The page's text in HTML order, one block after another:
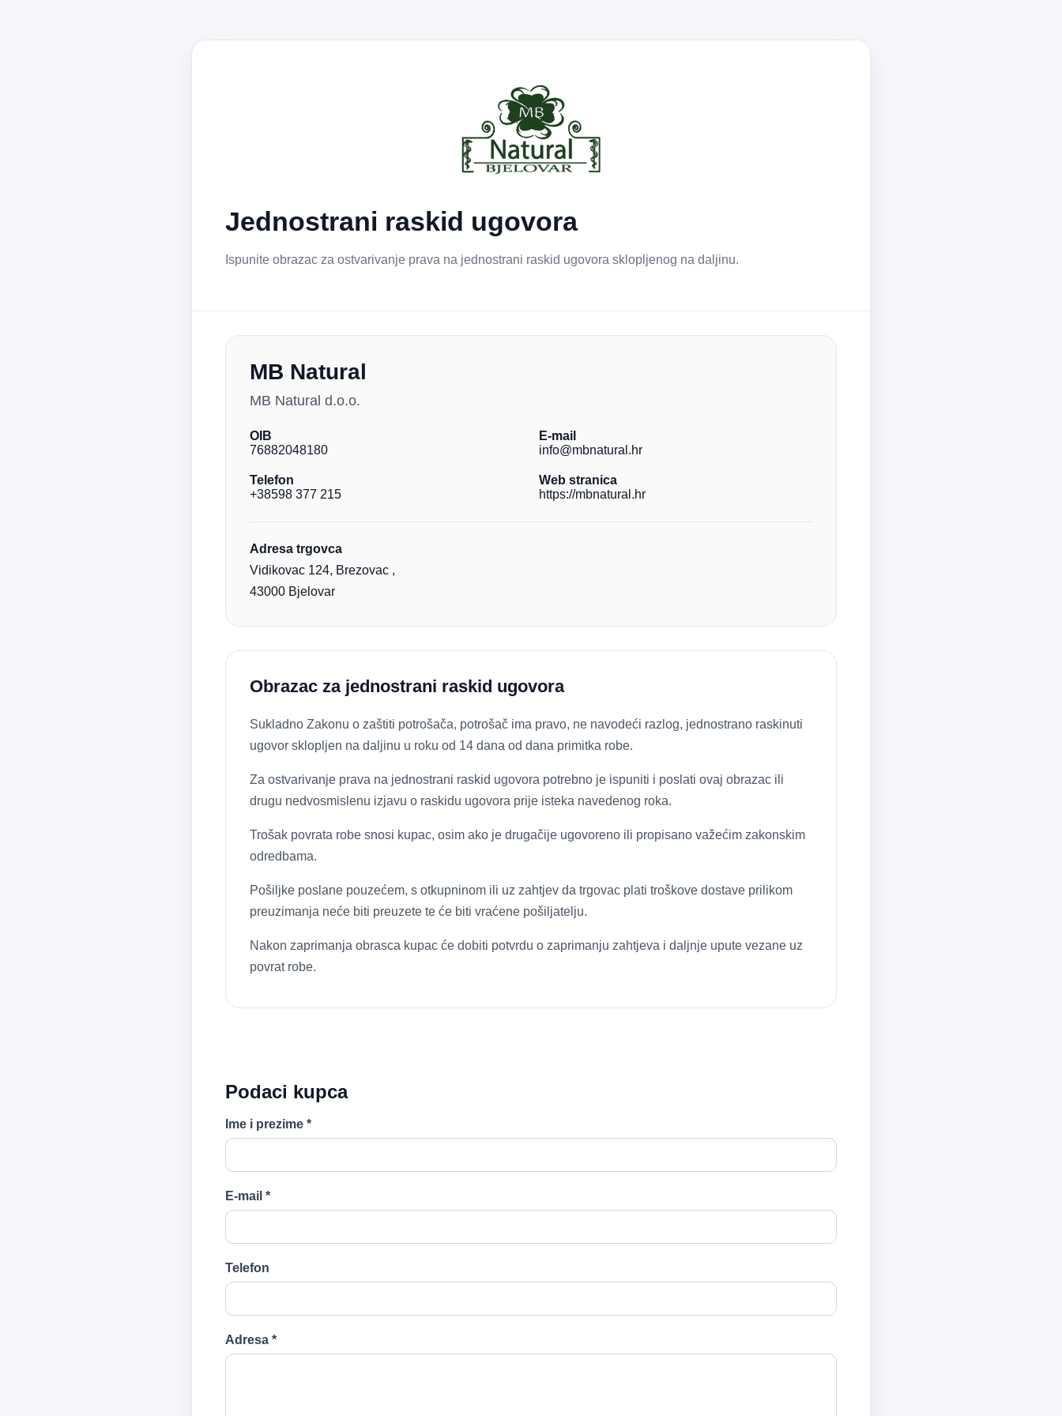
Jednostrani raskid ugovora
Ispunite obrazac za ostvarivanje prava na jednostrani raskid ugovora sklopljenog na daljinu.
MB Natural
MB Natural d.o.o.
OIB
76882048180
E-mail
info@mbnatural.hr
Telefon
+38598 377 215
Web stranica
https://mbnatural.hr
Adresa trgovca
Vidikovac 124, Brezovac ,
43000 Bjelovar
Obrazac za jednostrani raskid ugovora
Sukladno Zakonu o zaštiti potrošača, potrošač ima pravo, ne navodeći razlog, jednostrano raskinuti
ugovor sklopljen na daljinu u roku od 14 dana od dana primitka robe.
Za ostvarivanje prava na jednostrani raskid ugovora potrebno je ispuniti i poslati ovaj obrazac ili
drugu nedvosmislenu izjavu o raskidu ugovora prije isteka navedenog roka.
Trošak povrata robe snosi kupac, osim ako je drugačije ugovoreno ili propisano važećim zakonskim
odredbama.
Pošiljke poslane pouzećem, s otkupninom ili uz zahtjev da trgovac plati troškove dostave prilikom
preuzimanja neće biti preuzete te će biti vraćene pošiljatelju.
Nakon zaprimanja obrasca kupac će dobiti potvrdu o zaprimanju zahtjeva i daljnje upute vezane uz
povrat robe.
Podaci kupca
Ime i prezime *
E-mail *
Telefon
Adresa *